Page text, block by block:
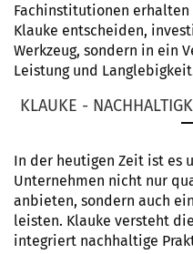
Fachinstitutionen
Klauke entscheiden,
Werkzeug, sondern in ein
Leistung und
KLAUKE -
In der heutigen Zeit ist es
Unternehmen nicht nur
anbieten, sondern auch
leisten. Klauke versteht
integriert nachhaltige